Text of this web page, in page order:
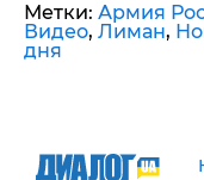
Метки: Армия
Видео, Лиман,
дня